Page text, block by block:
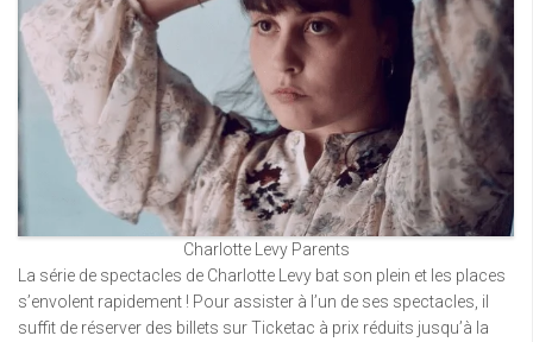
Charlotte Levy Parents
La série de spectacles de Charlotte Levy bat son plein et les places
s’envolent rapidement ! Pour assister à l’un de ses spectacles, il
suffit de réserver des billets sur Ticketac à prix réduits jusqu’à la